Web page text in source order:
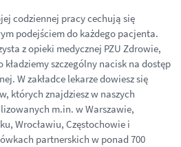
codziennej pracy cechują się
podejściem do każdego pacjenta.
z opieki medycznej PZU Zdrowie,
kładziemy szczególny nacisk na dostęp
W zakładce lekarze dowiesz się
których znajdziesz w naszych
m.in. w Warszawie,
Wrocławiu, Częstochowie i
partnerskich w ponad 700